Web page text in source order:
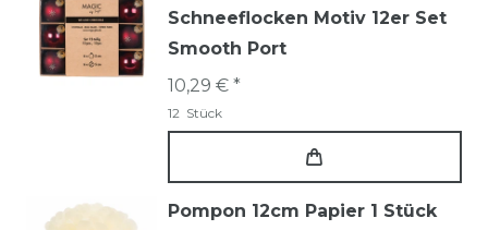
Schneeflocken Motiv 12er Set
Smooth Port
10,29 € *
12 Stück
Pompon 12cm Papier 1 Stück